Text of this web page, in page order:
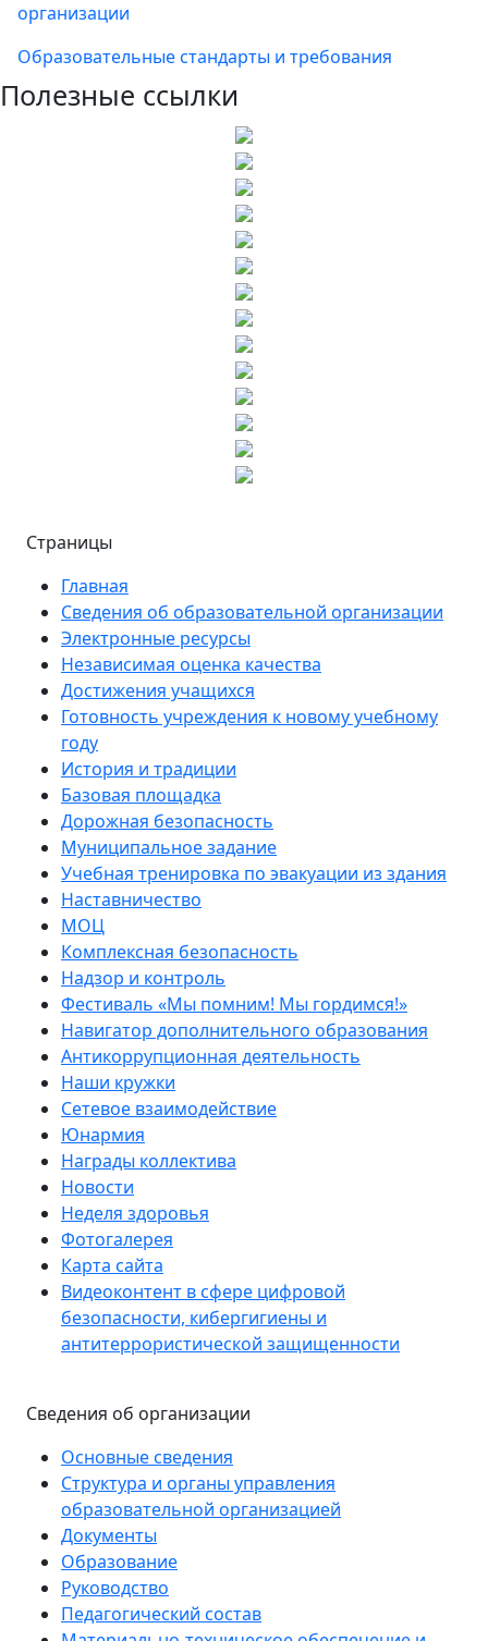
организации
Образовательные стандарты и требования
Полезные ссылки
Страницы
Главная
Сведения об образовательной организации
Электронные ресурсы
Независимая оценка качества
Достижения учащихся
Готовность учреждения к новому учебному
году
История и традиции
Базовая площадка
Дорожная безопасность
Муниципальное задание
Учебная тренировка по эвакуации из здания
Наставничество
МОЦ
Комплексная безопасность
Надзор и контроль
Фестиваль «Мы помним! Мы гордимся!»
Навигатор дополнительного образования
Антикоррупционная деятельность
Наши кружки
Сетевое взаимодействие
Юнармия
Награды коллектива
Новости
Неделя здоровья
Фотогалерея
Карта сайта
Видеоконтент в сфере цифровой
безопасности, кибергигиены и
антитеррористической защищенности
Сведения об организации
Основные сведения
Структура и органы управления
образовательной организацией
Документы
Образование
Руководство
Педагогический состав